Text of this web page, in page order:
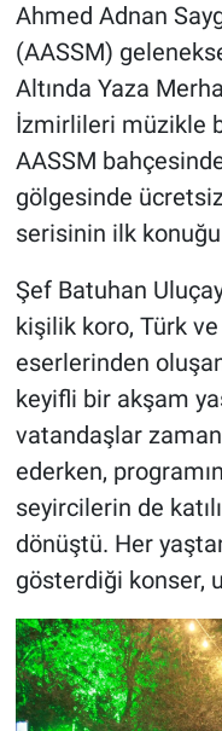
Ahmed Adnan
(AASSM)
Altında Yaza
İzmirlileri müzikle
AASSM
gölgesinde
serisinin ilk
Şef Batuhan
kişilik koro, Türk
eserlerinden
keyifli bir akşam
vatandaşlar
ederken,
seyircilerin de
dönüştü. Her
gösterdiği konser,